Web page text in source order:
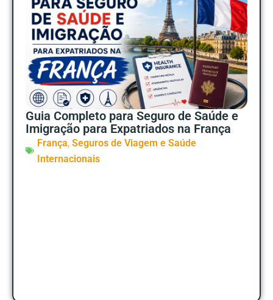
Guia Completo para Seguro de Saúde e
Imigração para Expatriados na França
França, Seguros de Viagem e Saúde
Internacionais